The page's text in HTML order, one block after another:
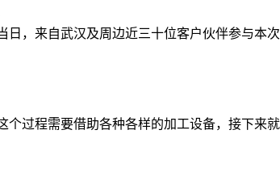
，来自武汉及周边近三十位客户伙伴参与本
过程需要借助各种各样的加工设备，接下来就